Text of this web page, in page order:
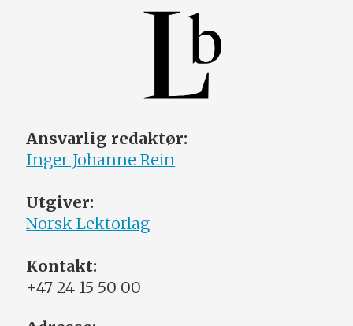
Ansvarlig redaktør:
Inger Johanne Rein
Utgiver:
Norsk Lektorlag
Kontakt:
+47 24 15 50 00